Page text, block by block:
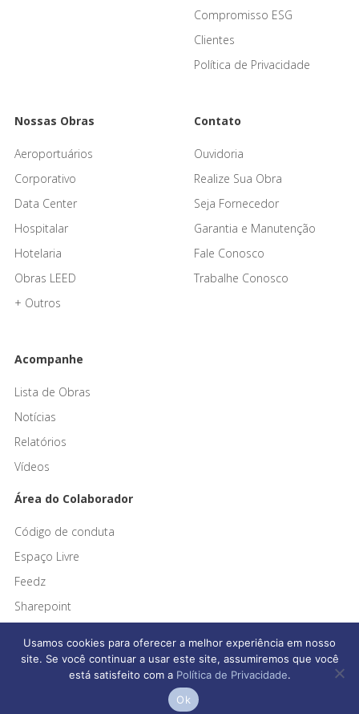
Compromisso ESG
Clientes
Política de Privacidade
Nossas Obras
Aeroportuários
Corporativo
Data Center
Hospitalar
Hotelaria
Obras LEED
+ Outros
Contato
Ouvidoria
Realize Sua Obra
Seja Fornecedor
Garantia e Manutenção
Fale Conosco
Trabalhe Conosco
Acompanhe
Lista de Obras
Notícias
Relatórios
Vídeos
Área do Colaborador
Código de conduta
Espaço Livre
Feedz
Sharepoint
Afonso França Engenharia © 2026 Todos os direitos reservados
Usamos cookies para oferecer a melhor experiência em nosso
site. Se você continuar a usar este site, assumiremos que você
está satisfeito com a Política de Privacidade.
Ok